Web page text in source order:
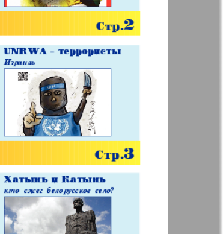
Вестник-info
Wadim
Домашний
ресторан
Жизнь женщины